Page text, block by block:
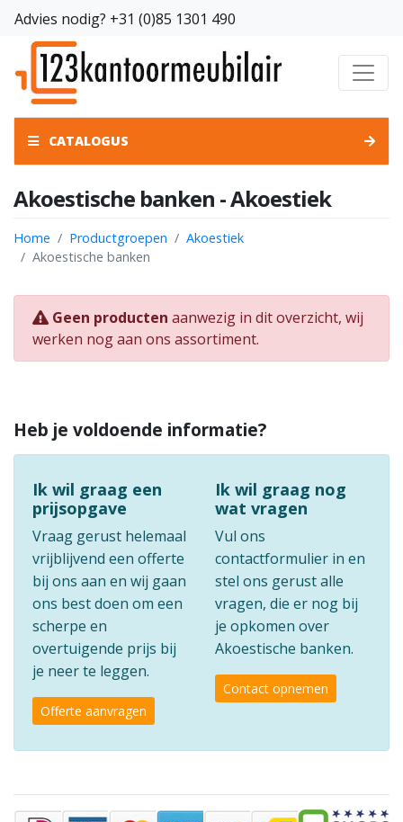
Advies nodig? +31 (0)85 1301 490
CATALOGUS
Akoestische banken - Akoestiek
Home Productgroepen
Akoestiek
Akoestische banken
Geen producten aanwezig in dit overzicht, wij
werken nog aan ons assortiment.
Heb je voldoende informatie?
Ik wil graag een
prijsopgave
Vraag gerust helemaal
vrijblijvend een offerte
bij ons aan en wij gaan
ons best doen om een
scherpe en
overtuigende prijs bij
je neer te leggen.
Offerte aanvragen
Ik wil graag nog
wat vragen
Vul ons
contactformulier in en
stel ons gerust alle
vragen, die er nog bij
je opkomen over
Akoestische banken.
Contact opnemen